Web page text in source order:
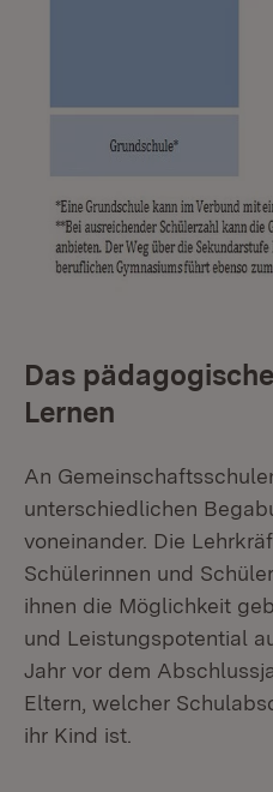
Das
Lernen
An
unterschiedlichen
voneinander. Die
Schülerinnen und
ihnen die Möglichkeit
und Leistungspotential
Jahr vor dem
Eltern, welcher
ihr Kind ist.